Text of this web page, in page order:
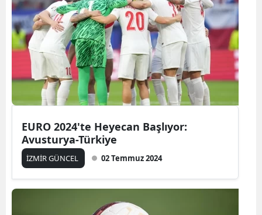
EURO 2024'te Heyecan Başlıyor:
Avusturya-Türkiye
İZMİR GÜNCEL 02 Temmuz 2024